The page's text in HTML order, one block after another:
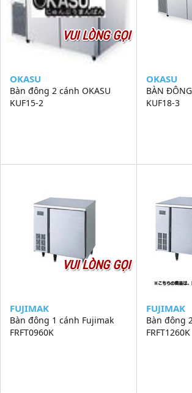
VUI LÒNG GỌI
OKASU
Bàn đông 2 cánh OKASU
KUF15-2
OKASU
BÀN
KUF18-3
VUI LÒNG GỌI
FUJIMAK
Bàn đông 1 cánh Fujimak
FRFT0960K
FUJIMAK
Bàn đông
FRFT1260K